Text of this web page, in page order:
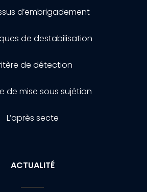
d’embrigadement
de destabilisation
de détection
de mise sous sujétion
L’après secte
ACTUALITÉ